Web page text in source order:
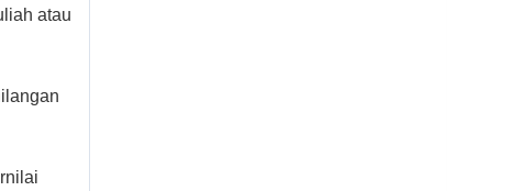
atau